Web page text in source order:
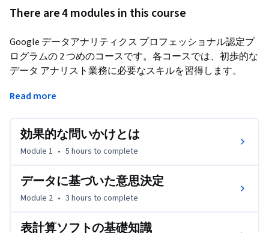
There are 4 modules in this course
Google データアナリティクス プロフェッショナル認定プ
ログラムの 2 つめのコースです。各コースでは、初歩的な
データ アナリスト業務に必要なスキルを習得します。
このコースでは、1 つめのコースで紹介されたトピックの
ニーズと結びつけられるようになることを目指します。ま
た、現職の Google データ アナリストが、最適なツールや
践的な方法を指導します。
この認定プログラムを修了すると、エントリーレベルのデ
ータ アナリスト職に応募できるようになります。過去の
Read more
効果的な問いかけとは
Module 1 • 5 hours to complete
データに基づいた意思決定
Module 2 • 3 hours to complete
表計算ソフトの基礎知識